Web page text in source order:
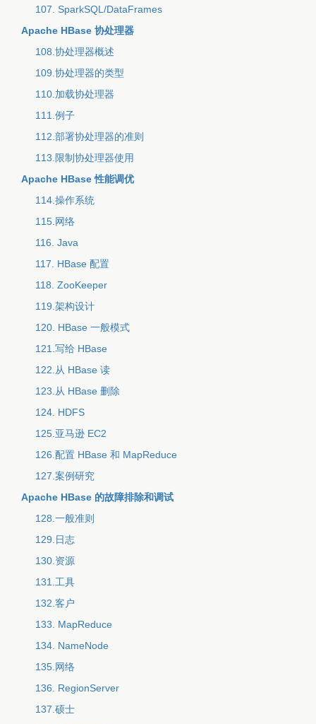
107. SparkSQL/DataFrames
Apache HBase 协处理器
108.协处理器概述
109.协处理器的类型
110.加载协处理器
111.例子
112.部署协处理器的准则
113.限制协处理器使用
Apache HBase 性能调优
114.操作系统
115.网络
116. Java
117. HBase 配置
118. ZooKeeper
119.架构设计
120. HBase 一般模式
121.写给 HBase
122.从 HBase 读
123.从 HBase 删除
124. HDFS
125.亚马逊 EC2
126.配置 HBase 和 MapReduce
127.案例研究
Apache HBase 的故障排除和调试
128.一般准则
129.日志
130.资源
131.工具
132.客户
133. MapReduce
134. NameNode
135.网络
136. RegionServer
137.硕士